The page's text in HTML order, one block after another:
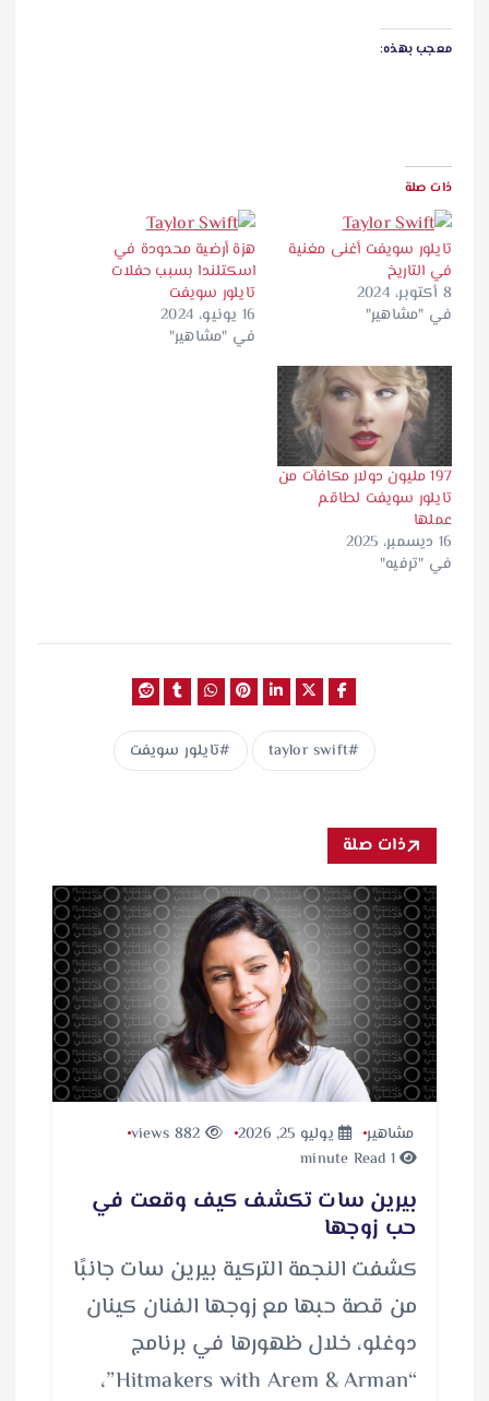
معجب بهذه:
ذات صلة
تايلور سويفت أغنى مغنية
في التاريخ
8 أكتوبر، 2024
في "مشاهير"
هزة أرضية محدودة في
اسكتلندا بسبب حفلات
تايلور سويفت
16 يونيو، 2024
في "مشاهير"
197 مليون دولار مكافآت من
تايلور سويفت لطاقم
عملها
16 ديسمبر، 2025
في "ترفيه"
taylor swift تايلور سويفت
ذات صلة
مشاهير يوليو 25, 2026
1 minute Read
بيرين سات تكشف كيف وقعت في
حب زوجها
كشفت النجمة التركية بيرين سات جانبًا
من قصة حبها مع زوجها الفنان كينان
دوغلو، خلال ظهورها في برنامج
“Hitmakers with Arem & Arman”،